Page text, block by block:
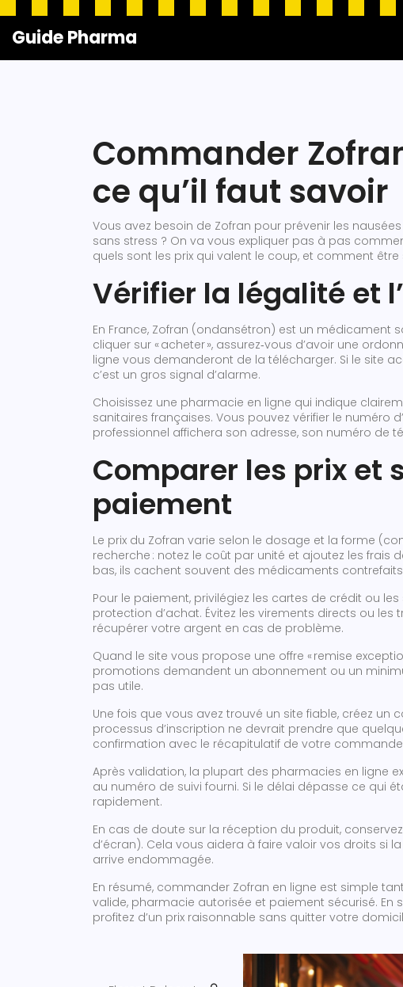
Guide Pharma
Commander
ce qu’il faut savoir
Vous avez besoin de Zofran pour prévenir les
sans stress ? On va vous expliquer pas à pas
quels sont les prix qui valent le coup, et comment être
Vérifier la légalité et
En France, Zofran (ondansétron) est un médicament
cliquer sur « acheter », assurez‑vous d’avoir une
ligne vous demanderont de la télécharger. Si le site
c’est un gros signal d’alarme.
Choisissez une pharmacie en ligne qui indique
sanitaires françaises. Vous pouvez vérifier le numéro
professionnel affichera son adresse, son numéro de
Comparer les prix et
paiement
Le prix du Zofran varie selon le dosage et la forme
recherche : notez le coût par unité et ajoutez les frais
bas, ils cachent souvent des médicaments
Pour le paiement, privilégiez les cartes de crédit ou
protection d’achat. Évitez les virements directs ou les
récupérer votre argent en cas de problème.
Quand le site vous propose une offre « remise
promotions demandent un abonnement ou un
pas utile.
Une fois que vous avez trouvé un site fiable, créez
processus d’inscription ne devrait prendre que
confirmation avec le récapitulatif de votre
Après validation, la plupart des pharmacies en ligne
au numéro de suivi fourni. Si le délai dépasse ce qui
rapidement.
En cas de doute sur la réception du produit,
d’écran). Cela vous aidera à faire valoir vos droits si
arrive endommagée.
En résumé, commander Zofran en ligne est simple
valide, pharmacie autorisée et paiement sécurisé. En
profitez d’un prix raisonnable sans quitter votre